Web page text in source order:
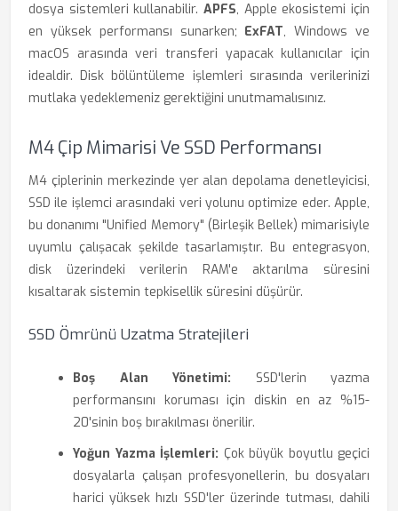
dosya sistemleri kullanabilir. APFS, Apple ekosistemi için
en yüksek performansı sunarken; ExFAT, Windows ve
macOS arasında veri transferi yapacak kullanıcılar için
idealdir. Disk bölüntüleme işlemleri sırasında verilerinizi
mutlaka yedeklemeniz gerektiğini unutmamalısınız.
M4 Çip Mimarisi Ve SSD Performansı
M4 çiplerinin merkezinde yer alan depolama denetleyicisi,
SSD ile işlemci arasındaki veri yolunu optimize eder. Apple,
bu donanımı "Unified Memory" (Birleşik Bellek) mimarisiyle
uyumlu çalışacak şekilde tasarlamıştır. Bu entegrasyon,
disk üzerindeki verilerin RAM'e aktarılma süresini
kısaltarak sistemin tepkisellik süresini düşürür.
SSD Ömrünü Uzatma Stratejileri
Boş Alan Yönetimi: SSD'lerin yazma
performansını koruması için diskin en az %15-
20'sinin boş bırakılması önerilir.
Yoğun Yazma İşlemleri: Çok büyük boyutlu geçici
dosyalarla çalışan profesyonellerin, bu dosyaları
harici yüksek hızlı SSD'ler üzerinde tutması, dahili